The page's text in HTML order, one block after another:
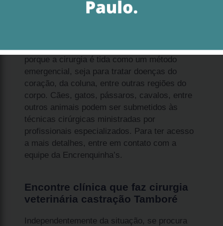
porque a cirurgia é tida como um método
emergencial, seja para tratar doenças do
coração, da coluna, entre outras regiões do
corpo. Cães, gatos, pássaros, cavalos, entre
outros animais podem ser submetidos às
técnicas cirúrgicas ministradas por
profissionais especializados. Para ter acesso
a mais detalhes, entre em contato com a
equipe da Encrenquinha’s.
Encontre clínica que faz cirurgia
veterinária castração Tamboré
Independentemente da situação, se procura